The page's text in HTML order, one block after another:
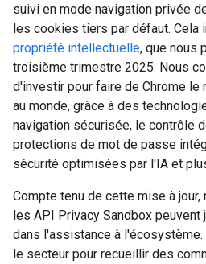
suivi en mode navigation privée
les cookies tiers par défaut. Cela
propriété intellectuelle, que nous
troisième trimestre 2025. Nous
d'investir pour faire de Chrome le
au monde, grâce à des
navigation sécurisée, le contrôle
protections de mot de passe
sécurité optimisées par l'IA et
Compte tenu de cette mise à
les API Privacy Sandbox
dans l'assistance à
le secteur pour recueillir des